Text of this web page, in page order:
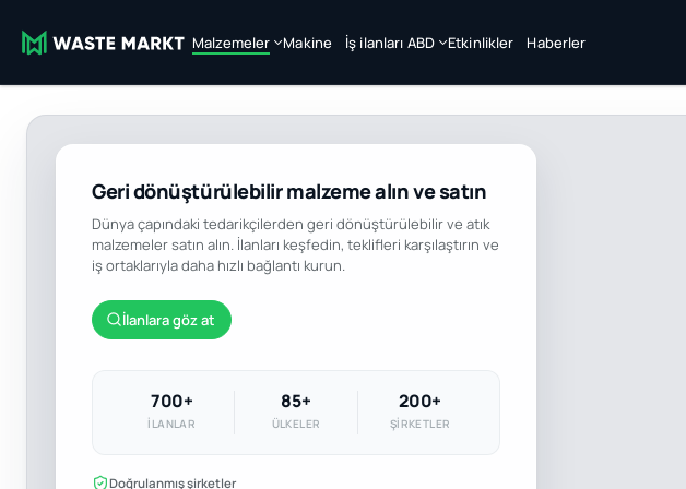
Malzemeler Makine İş ilanları ABD Etkinlikler Haberler
Geri dönüştürülebilir malzeme alın ve satın
Dünya çapındaki tedarikçilerden geri dönüştürülebilir ve atık
malzemeler satın alın. İlanları keşfedin, teklifleri karşılaştırın ve
iş ortaklarıyla daha hızlı bağlantı kurun.
İlanlara göz at
700+
İLANLAR
85+
ÜLKELER
200+
ŞIRKETLER
Doğrulanmış şirketler